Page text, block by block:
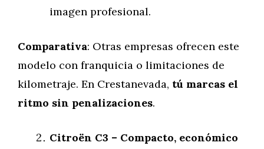
imagen profesional.
Comparativa: Otras empresas ofrecen este
modelo con franquicia o limitaciones de
kilometraje. En Crestanevada, tú marcas el
ritmo sin penalizaciones.
Citroën C3 – Compacto, económico